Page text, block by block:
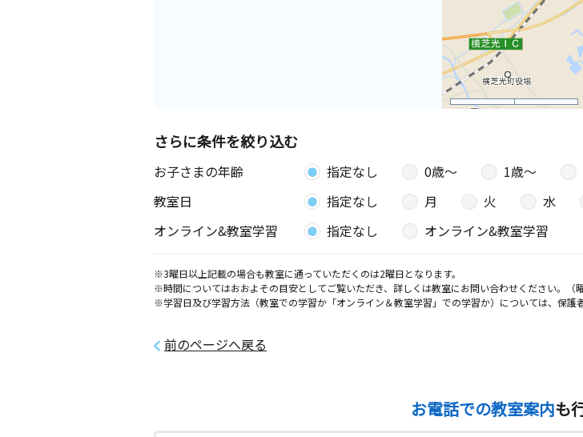
さらに条件を絞り込む
お子さまの年齢 指定なし 0歳〜 1歳〜
教室日
指定なし 月 火 水
オンライン&教室学習
指定なし オンライン&教室学習
※3曜日以上記載の場合も教室に通っていただくのは2曜日となります。
※時間についてはおおよその目安としてご覧いただき、詳しくは教室にお問い合わせください。（
※学習日及び学習方法（教室での学習か「オンライン＆教室学習」での学習か）については、保護
前のページへ戻る
お電話での教室案内も